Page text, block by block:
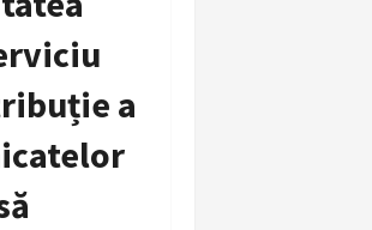
a